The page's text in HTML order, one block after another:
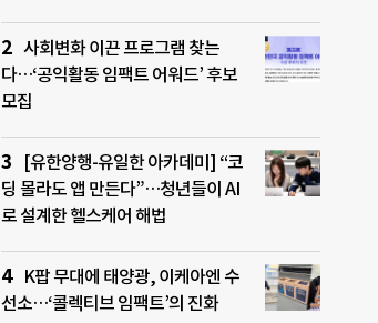
사회변화 이끈 프로그램 찾는
다…‘공익활동 임팩트 어워드’ 후보
모집
[유한양행-유일한 아카데미] “코
딩 몰라도 앱 만든다”…청년들이 AI
로 설계한 헬스케어 해법
K팝 무대에 태양광, 이케아엔 수
선소…‘콜렉티브 임팩트’의 진화